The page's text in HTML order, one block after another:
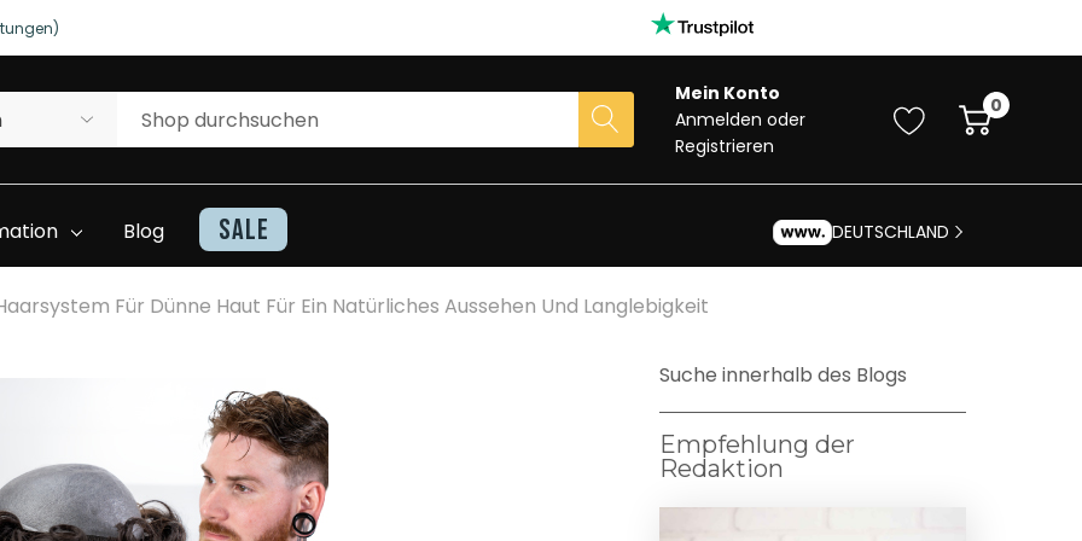
Mein Konto
Anmelden oder
Registrieren
0
Beratung Und
Unterstützung
Haarteile Inventarliste
Superhairwissen
Video
Blog Sale DEUTSCHLAND
Für Dünne Haut Für Ein Natürliches Aussehen Und Langlebigkeit
Suche innerhalb des Blogs
Empfehlung der
Redaktion